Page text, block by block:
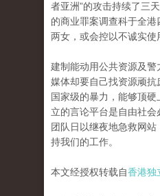
者亚洲”的攻击持续了三
的商业罪案调查科于全
两女，或会控以不诚实使
建制能动用公共资源及
媒体却要自己找资源顽
国家级的暴力，能够顶
立的言论平台是自由社会
团队日以继夜地急救网
持我们的工作。
本文经授权转载自香港独